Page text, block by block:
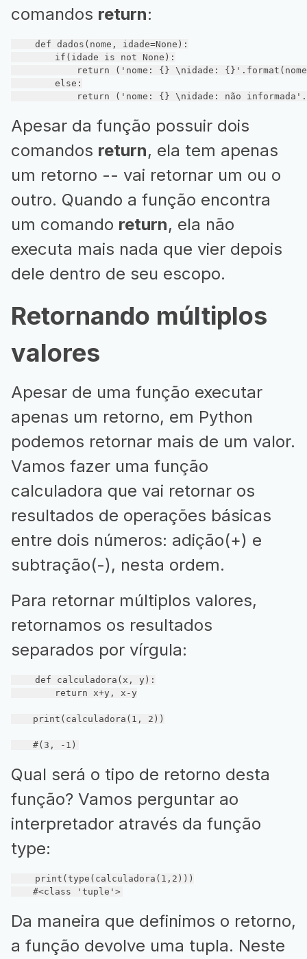
comandos return:
def dados (nome, idade=None) :
if (idade is not None ):
return ( 'nome: {} \nidade: {}'
else :
return ( 'nome: {} \nidade: não informada'
Apesar da função possuir dois
comandos return, ela tem apenas
um retorno -- vai retornar um ou o
outro. Quando a função encontra
um comando return, ela não
executa mais nada que vier depois
dele dentro de seu escopo.
Retornando múltiplos
valores
Apesar de uma função executar
apenas um retorno, em Python
podemos retornar mais de um valor.
Vamos fazer uma função
calculadora que vai retornar os
resultados de operações básicas
entre dois números: adição(+) e
subtração(-), nesta ordem.
Para retornar múltiplos valores,
retornamos os resultados
separados por vírgula:
def calculadora (x, y) :
return x+y, x-y
    print(calculadora(
1 , 2 ))
#(3, -1)
Qual será o tipo de retorno desta
função? Vamos perguntar ao
interpretador através da função
type:
    print(type(calculadora(
1 , 2 )))
#<class 'tuple'>
Da maneira que definimos o retorno,
a função devolve uma tupla. Neste